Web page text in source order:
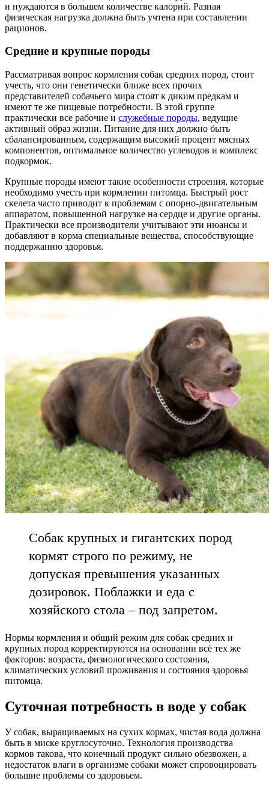
и нуждаются в большем количестве калорий. Разная
физическая нагрузка должна быть учтена при составлении
рационов.
Средние и крупные породы
Рассматривая вопрос кормления собак средних пород, стоит
учесть, что они генетически ближе всех прочих
представителей собачьего мира стоят к диким предкам и
имеют те же пищевые потребности. В этой группе
практически все рабочие и служебные породы, ведущие
активный образ жизни. Питание для них должно быть
сбалансированным, содержащим высокий процент мясных
компонентов, оптимальное количество углеводов и комплекс
подкормок.
Крупные породы имеют такие особенности строения, которые
необходимо учесть при кормлении питомца. Быстрый рост
скелета часто приводит к проблемам с опорно-двигательным
аппаратом, повышенной нагрузке на сердце и другие органы.
Практически все производители учитывают эти нюансы и
добавляют в корма специальные вещества, способствующие
поддержанию здоровья.
Собак крупных и гигантских пород
кормят строго по режиму, не
допуская превышения указанных
дозировок. Поблажки и еда с
хозяйского стола – под запретом.
Нормы кормления и общий режим для собак средних и
крупных пород корректируются на основании всё тех же
факторов: возраста, физиологического состояния,
климатических условий проживания и состояния здоровья
питомца.
Суточная потребность в воде у собак
У собак, выращиваемых на сухих кормах, чистая вода должна
быть в миске круглосуточно. Технология производства
кормов такова, что конечный продукт сильно обезвожен, а
недостаток влаги в организме собаки может спровоцировать
большие проблемы со здоровьем.